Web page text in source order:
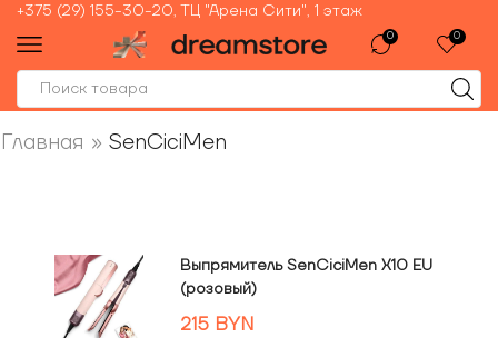
+375 (29) 155-30-20, ТЦ "Арена Сити", 1 этаж
0 0
Главная » SenCiciMen
Выпрямитель SenCiciMen X10 EU
(розовый)
215 BYN